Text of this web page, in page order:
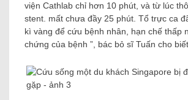
viện Cathlab chỉ hơn 10 phút, và từ lúc
stent. mất chưa đầy 25 phút. Tổ trực ca
kì vàng để cứu bệnh nhân, hạn chế thấp
chứng của bệnh ”, bác bỏ sĩ Tuấn cho